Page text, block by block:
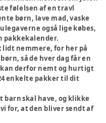
følelsen af en travl
børn, lave mad, vaske
også lige købes,
pakkekalender.
lidt nemmere, for her på
så de hver dag får en
derfor nemt og hurtigt
enkelte pakker til dit
barn skal have, og klikke
for, at den bliver sendt af